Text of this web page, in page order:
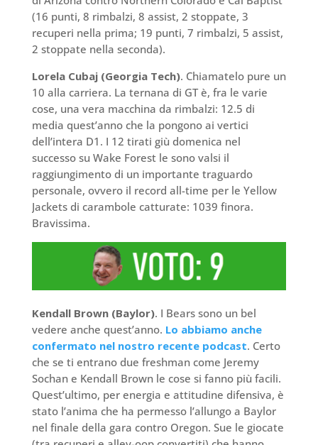
(16 punti, 8 rimbalzi, 8 assist, 2 stoppate, 3
recuperi nella prima; 19 punti, 7 rimbalzi, 5 assist,
2 stoppate nella seconda).
Lorela Cubaj (Georgia Tech). Chiamatelo pure un
10 alla carriera. La ternana di GT è, fra le varie
cose, una vera macchina da rimbalzi: 12.5 di
media quest’anno che la pongono ai vertici
dell’intera D1. I 12 tirati giù domenica nel
successo su Wake Forest le sono valsi il
raggiungimento di un importante traguardo
personale, ovvero il record all-time per le Yellow
Jackets di carambole catturate: 1039 finora.
Bravissima.
Kendall Brown (Baylor). I Bears sono un bel
vedere anche quest’anno. Lo abbiamo anche
confermato nel nostro recente podcast. Certo
che se ti entrano due freshman come Jeremy
Sochan e Kendall Brown le cose si fanno più facili.
Quest’ultimo, per energia e attitudine difensiva, è
stato l’anima che ha permesso l’allungo a Baylor
nel finale della gara contro Oregon. Sue le giocate